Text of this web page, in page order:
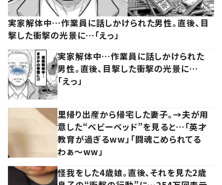
実家解体中…作業員に話しかけられた男性。直後、目
撃した衝撃の光景に…「えっ」
実家解体中…作業員に話しかけられた
男性。直後、目撃した衝撃の光景に…
「えっ」
里帰り出産から帰宅した妻子。→夫が用
意した“ベビーベッド”を見ると…「英才
教育が過ぎるww」「闘魂こめられてる
わぁ～ww」
怪我をした4歳娘。直後、それを見た2歳